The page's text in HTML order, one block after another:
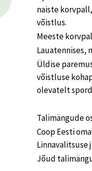
naiste
võistlus.
Meeste
Lauatennises,
Üldise
võistluse
olevatelt
Talimängude
Coop Eesti
Linnavalitsuse
Jõud